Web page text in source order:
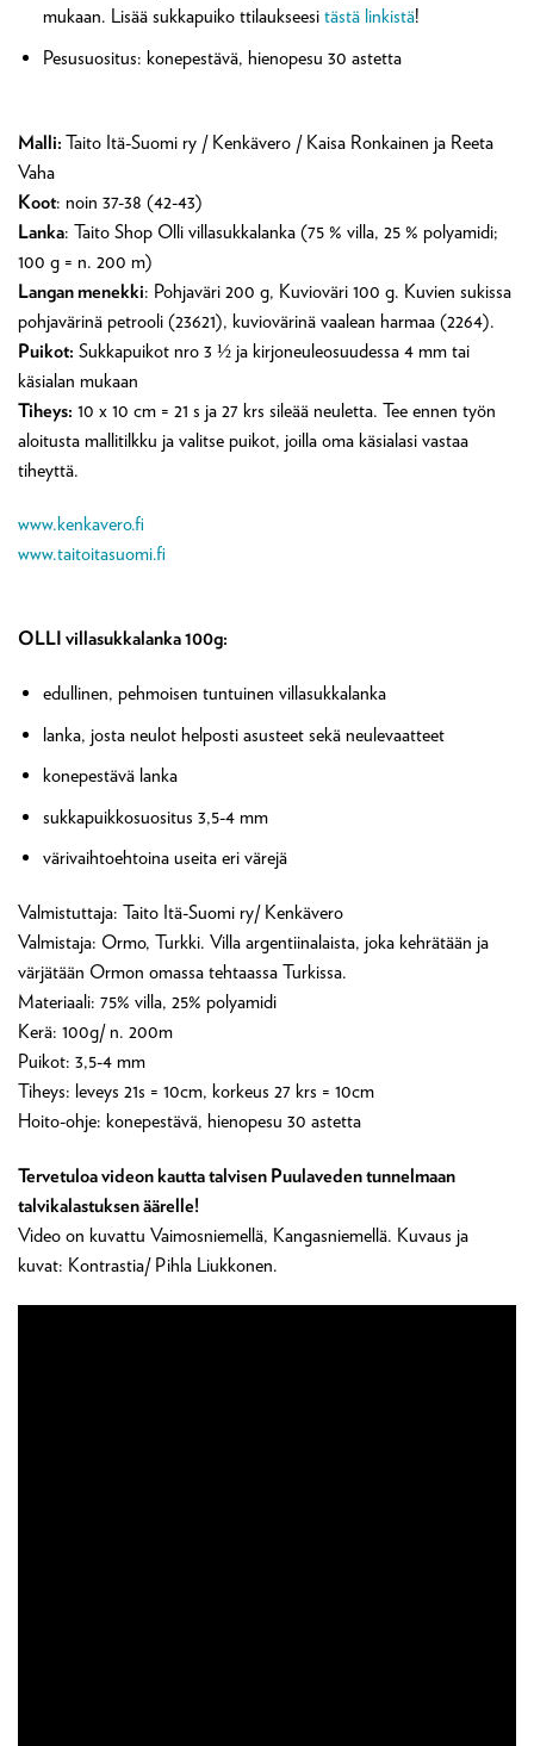
mukaan. Lisää sukkapuiko ttilaukseesi tästä linkistä!
Pesusuositus: konepestävä, hienopesu 30 astetta
Malli: Taito Itä-Suomi ry / Kenkävero / Kaisa Ronkainen ja Reeta
Vaha
Koot: noin 37-38 (42-43)
Lanka: Taito Shop Olli villasukkalanka (75 % villa, 25 % polyamidi;
100 g = n. 200 m)
Langan menekki: Pohjaväri 200 g, Kuvioväri 100 g. Kuvien sukissa
pohjavärinä petrooli (23621), kuviovärinä vaalean harmaa (2264).
Puikot: Sukkapuikot nro 3 ½ ja kirjoneuleosuudessa 4 mm tai
käsialan mukaan
Tiheys: 10 x 10 cm = 21 s ja 27 krs sileää neuletta. Tee ennen työn
aloitusta mallitilkku ja valitse puikot, joilla oma käsialasi vastaa
tiheyttä.
www.kenkavero.fi
www.taitoitasuomi.fi
OLLI villasukkalanka 100g:
edullinen, pehmoisen tuntuinen villasukkalanka
lanka, josta neulot helposti asusteet sekä neulevaatteet
konepestävä lanka
sukkapuikkosuositus 3,5-4 mm
värivaihtoehtoina useita eri värejä
Valmistuttaja: Taito Itä-Suomi ry/ Kenkävero
Valmistaja: Ormo, Turkki. Villa argentiinalaista, joka kehrätään ja
värjätään Ormon omassa tehtaassa Turkissa.
Materiaali: 75% villa, 25% polyamidi
Kerä: 100g/ n. 200m
Puikot: 3,5-4 mm
Tiheys: leveys 21s = 10cm, korkeus 27 krs = 10cm
Hoito-ohje: konepestävä, hienopesu 30 astetta
Tervetuloa videon kautta talvisen Puulaveden tunnelmaan
talvikalastuksen äärelle!
Video on kuvattu Vaimosniemellä, Kangasniemellä. Kuvaus ja
kuvat: Kontrastia/ Pihla Liukkonen.